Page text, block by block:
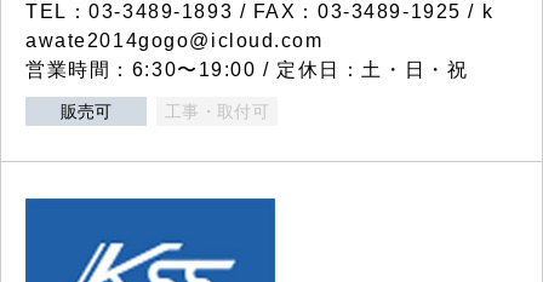
TEL：03-3489-1893 / FAX：03-3489-1925 / k
awate2014gogo@icloud.com
営業時間：6:30〜19:00 / 定休日：土・日・祝
販売可 工事・取付可